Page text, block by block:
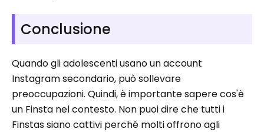
Conclusione
Quando gli adolescenti usano un account
Instagram secondario, può sollevare
preoccupazioni. Quindi, è importante sapere cos'è
un Finsta nel contesto. Non puoi dire che tutti i
Finstas siano cattivi perché molti offrono agli